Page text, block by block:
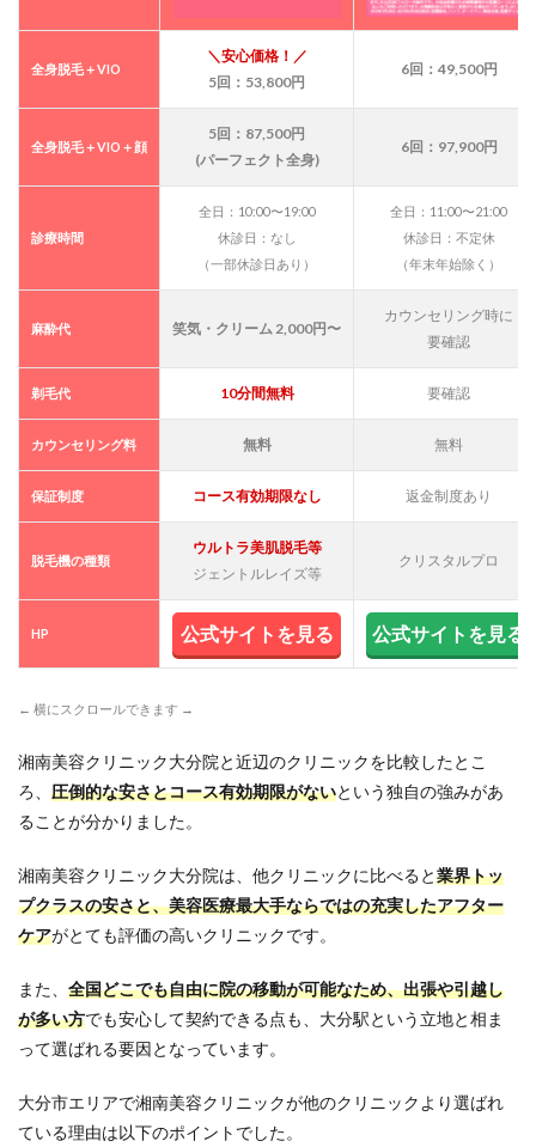
限な
大分
基本
につ
いて
9
湘南
ニッ
ク大
分院
徒歩
5分
駅
10
湘南
クリ
ク大
分院
への
行き
（JR
大分
駅）
11
湘南
美容
クリ
ニッ
分院
近く
全身脱毛＋VIO
＼安心価格！／
5回：53,800円
6回：49,500円
全身脱毛＋VIO＋顔
5回：87,500円
(パーフェクト全身)
6回：97,900円
診療時間
全日：10:00〜19:00
休診日：なし
（一部休診日あり）
全日：11:00〜21:00
休診日：不定休
（年末年始除く）
麻酔代 笑気・クリーム 2,000円〜
カウンセリング時に
要確認
剃毛代 10分間無料 要確認
カウンセリング料 無料 無料
保証制度 コース有効期限なし 返金制度あり
脱毛機の種類
ウルトラ美肌脱毛等
ジェントルレイズ等
クリスタルプロ
HP 公式サイトを見る 公式サイトを見る
← 横にスクロールできます →
湘南美容クリニック大分院と近辺のクリニックを比較したとこ
ろ、 圧倒的な安さとコース有効期限がないという独自の強みがあ
ることが分かりました。
湘南美容クリニック大分院は、他クリニックに比べると業界トッ
プクラスの安さと、美容医療最大手ならではの充実したアフター
ケアがとても評価の高いクリニックです。
また、 全国どこでも自由に院の移動が可能なため、出張や引越し
が多い方でも安心して契約できる点も、大分駅という立地と相ま
って選ばれる要因となっています。
大分市エリアで湘南美容クリニックが他のクリニックより選ばれ
ている理由は以下のポイントでした。